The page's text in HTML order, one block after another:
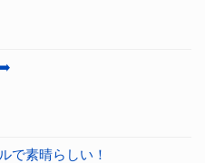
で素晴らしい！